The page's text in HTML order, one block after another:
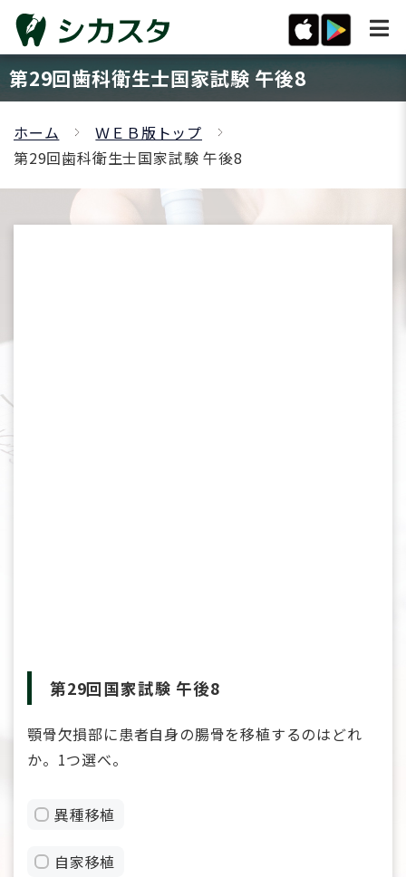
第29回歯科衛生士国家試験 午後8
ホーム
ＷＥＢ版トップ
第29回歯科衛生士国家試験 午後8
第29回国家試験 午後8
顎骨欠損部に患者自身の腸骨を移植するのはどれ
か。1つ選べ。
異種移植
自家移植